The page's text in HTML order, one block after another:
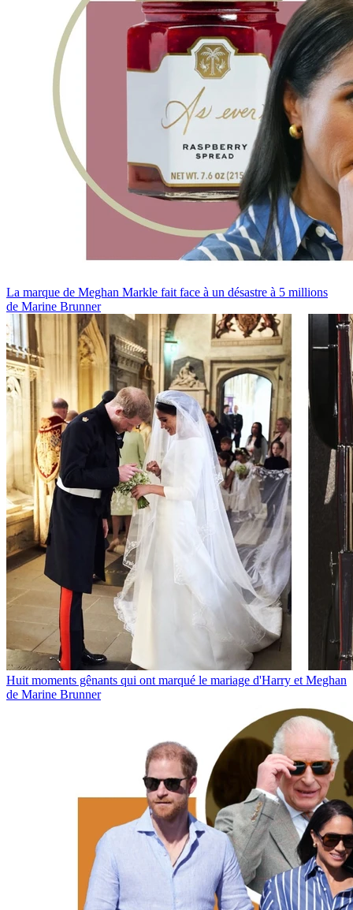
La marque de Meghan Markle fait face à un désastre à 5 millions
de Marine Brunner
Huit moments gênants qui ont marqué le mariage d'Harry et Meghan
de Marine Brunner